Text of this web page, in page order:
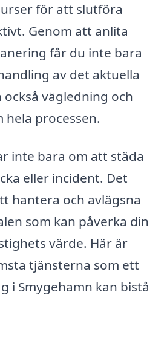
för att slutföra
Genom att anlita
får du inte bara
av det aktuella
vägledning och
hela processen.
inte bara om att städa
eller incident. Det
hantera och avlägsna
som kan påverka din
värde. Här är
tjänsterna som ett
i Smygehamn kan bistå